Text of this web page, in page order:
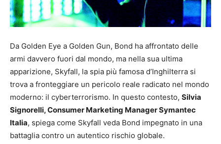
Da Golden Eye a Golden Gun, Bond ha affrontato delle
armi davvero fuori dal mondo, ma nella sua ultima
apparizione, Skyfall, la spia più famosa d’Inghilterra si
trova a fronteggiare un pericolo reale radicato nel mondo
moderno: il cyberterrorismo. In questo contesto, Silvia
Signorelli, Consumer Marketing Manager Symantec
Italia, spiega come Skyfall veda Bond impegnato in una
battaglia contro un autentico rischio globale.